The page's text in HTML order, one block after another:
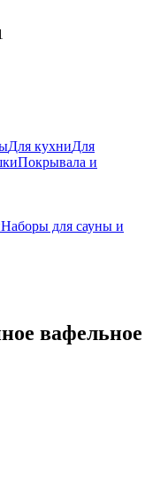
Для кухниДля
Покрывала и
Наборы для сауны и
вафельное